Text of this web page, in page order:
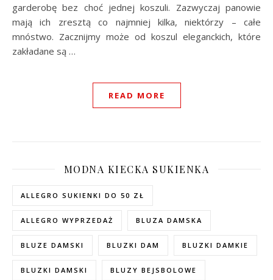
garderobę bez choć jednej koszuli. Zazwyczaj panowie
mają ich zresztą co najmniej kilka, niektórzy – całe
mnóstwo. Zacznijmy może od koszul eleganckich, które
zakładane są …
READ MORE
MODNA KIECKA SUKIENKA
ALLEGRO SUKIENKI DO 50 ZŁ
ALLEGRO WYPRZEDAŻ BLUZA DAMSKA
BLUZE DAMSKI BLUZKI DAM BLUZKI DAMKIE
BLUZKI DAMSKI BLUZY BEJSBOLOWE